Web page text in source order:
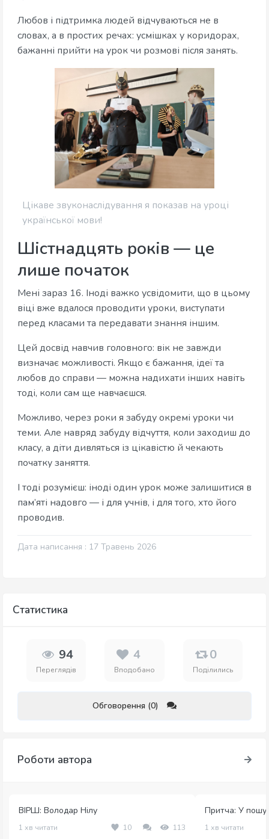
Любов і підтримка людей відчуваються не в
словах, а в простих речах: усмішках у коридорах,
бажанні прийти на урок чи розмові після занять.
Цікаве звуконаслідування я показав на уроці
української мови!
Шістнадцять років — це
лише початок
Мені зараз 16. Іноді важко усвідомити, що в цьому
віці вже вдалося проводити уроки, виступати
перед класами та передавати знання іншим.
Цей досвід навчив головного: вік не завжди
визначає можливості. Якщо є бажання, ідеї та
любов до справи — можна надихати інших навіть
тоді, коли сам ще навчаєшся.
Можливо, через роки я забуду окремі уроки чи
теми. Але навряд забуду відчуття, коли заходиш до
класу, а діти дивляться із цікавістю й чекають
початку заняття.
І тоді розумієш: іноді один урок може залишитися в
пам’яті надовго — і для учнів, і для того, хто його
проводив.
Дата написання : 17 Травень 2026
Статистика
94
Переглядів
4
Вподобано
0
Поділились
Обговорення (0)
Роботи автора
ВІРШ: Володар Нілу
1 хв читати 10 113
Притча: У
1 хв читати